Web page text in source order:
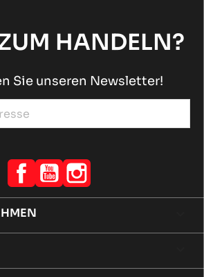
HANDELN?
Sie unseren Newsletter!
Facebook
YouTube